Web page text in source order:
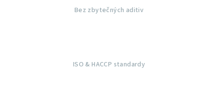
Bez zbytečných aditiv
ISO & HACCP standardy